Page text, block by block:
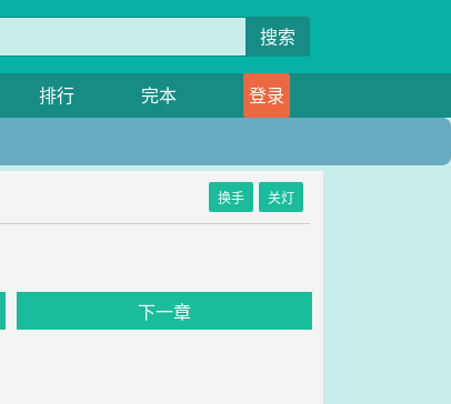
搜索
排行 完本
登录
换手 关灯
下一章